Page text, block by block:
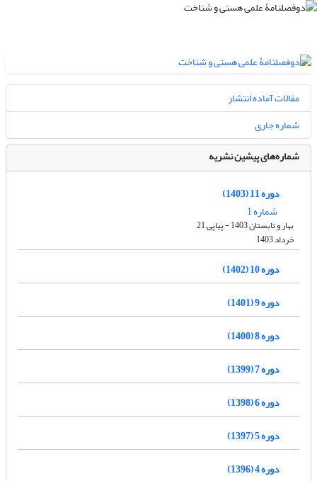
مقالات آماده انتشار
شماره جاری
شماره‌های پیشین نشریه
دوره 11 (1403)
شماره 1
بهار و تابستان 1403 - پیاپی 21
خرداد 1403
دوره 10 (1402)
دوره 9 (1401)
دوره 8 (1400)
دوره 7 (1399)
دوره 6 (1398)
دوره 5 (1397)
دوره 4 (1396)